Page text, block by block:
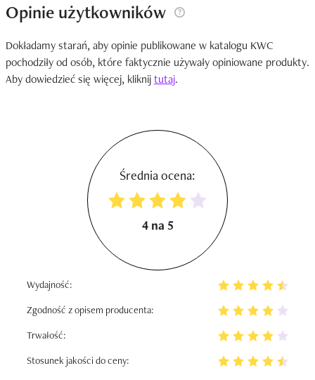
Opinie użytkowników
Dokładamy starań, aby opinie publikowane w katalogu KWC
pochodziły od osób, które faktycznie używały opiniowane produkty.
Aby dowiedzieć się więcej, kliknijtutaj.
Średnia ocena:
4 na 5
Wydajność:
Zgodność z opisem producenta:
Trwałość:
Stosunek jakości do ceny: